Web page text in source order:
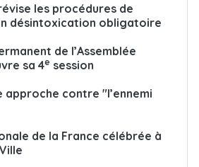
les procédures de
désintoxication obligatoire
de l’Assemblée
sa 4e session
approche contre "l’ennemi
de la France célébrée à